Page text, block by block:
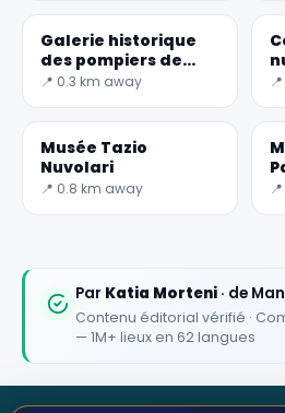
Galerie historique
des pompiers de
Mantoue
📍 0.3 km away
Musée Tazio
Nuvolari
📍 0.8 km away
Par Katia Morteni · de
Contenu éditorial vérifié ·
— 1M+ lieux en 62 langues